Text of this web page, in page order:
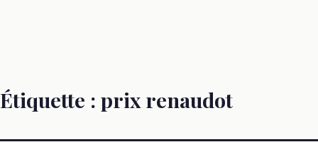
Étiquette : prix renaudot